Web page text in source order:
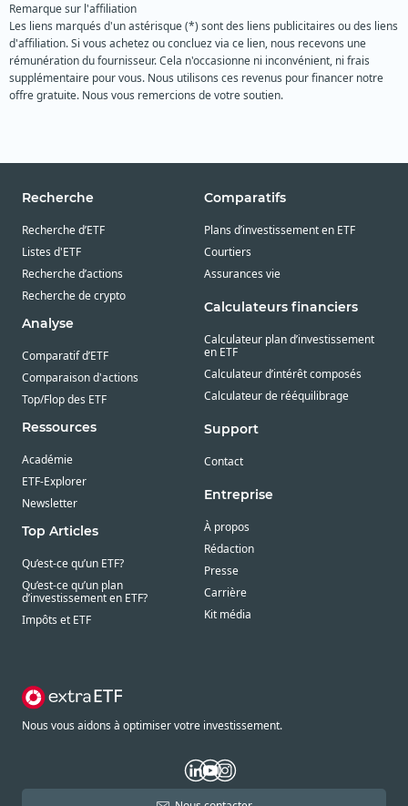
Remarque sur l'affiliation
Les liens marqués d'un astérisque (*) sont des liens publicitaires ou des liens
d'affiliation. Si vous achetez ou concluez via ce lien, nous recevons une
rémunération du fournisseur. Cela n'occasionne ni inconvénient, ni frais
supplémentaire pour vous. Nous utilisons ces revenus pour financer notre
offre gratuite. Nous vous remercions de votre soutien.
Recherche
Recherche d’ETF
Listes d'ETF
Recherche d’actions
Recherche de crypto
Analyse
Comparatif d’ETF
Comparaison d'actions
Top/Flop des ETF
Ressources
Académie
ETF-Explorer
Newsletter
Top Articles
Qu’est-ce qu’un ETF?
Qu’est-ce qu’un plan
d’investissement en ETF?
Impôts et ETF
Comparatifs
Plans d’investissement en ETF
Courtiers
Assurances vie
Calculateurs financiers
Calculateur plan d’investissement
en ETF
Calculateur d’intérêt composés
Calculateur de rééquilibrage
Support
Contact
Entreprise
À propos
Rédaction
Presse
Carrière
Kit média
Nous vous aidons à optimiser votre investissement.